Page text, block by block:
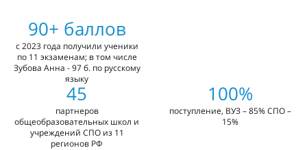
90+ баллов
с 2023 года получили ученики
по 11 экзаменам; в том числе
Зубова Анна - 97 б. по русскому
языку
45
партнеров
общеобразовательных школ и
учреждений СПО из 11
регионов РФ
100%
поступление, ВУЗ – 85% СПО –
15%